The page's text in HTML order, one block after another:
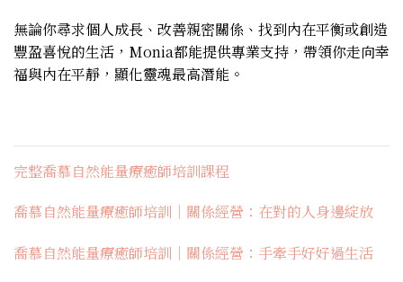
無論你尋求個人成長、改善親密關係、找到內在平衡或創造
豐盈喜悅的生活，Monia都能提供專業支持，帶領你走向幸
福與內在平靜，顯化靈魂最高潛能。
完整喬慕自然能量療癒師培訓課程
喬慕自然能量療癒師培訓｜關係經營：在對的人身邊綻放
喬慕自然能量療癒師培訓｜關係經營：手牽手好好過生活